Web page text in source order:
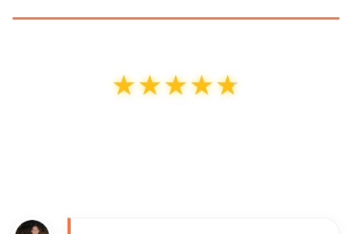
★★★★★
★★★★★